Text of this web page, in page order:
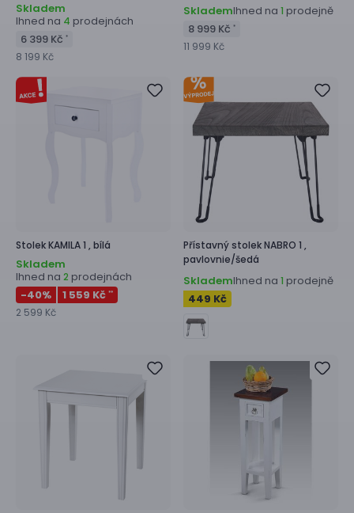
Skladem
Ihned na 4 prodejnách
6 399 Kč *
8 199 Kč
SklademIhned na 1 prodejně
8 999 Kč *
11 999 Kč
StolekKAMILA 1 , bílá
Skladem
Ihned na 2 prodejnách
-40% 1 559 Kč **
2 599 Kč
Přístavný stolekNABRO 1 ,
pavlovnie/šedá
SklademIhned na 1 prodejně
449 Kč